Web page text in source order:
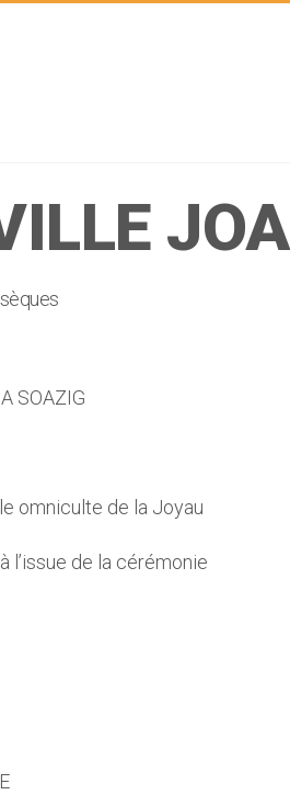
SOAZIG
omniculte de la Joyau
l’issue de la cérémonie